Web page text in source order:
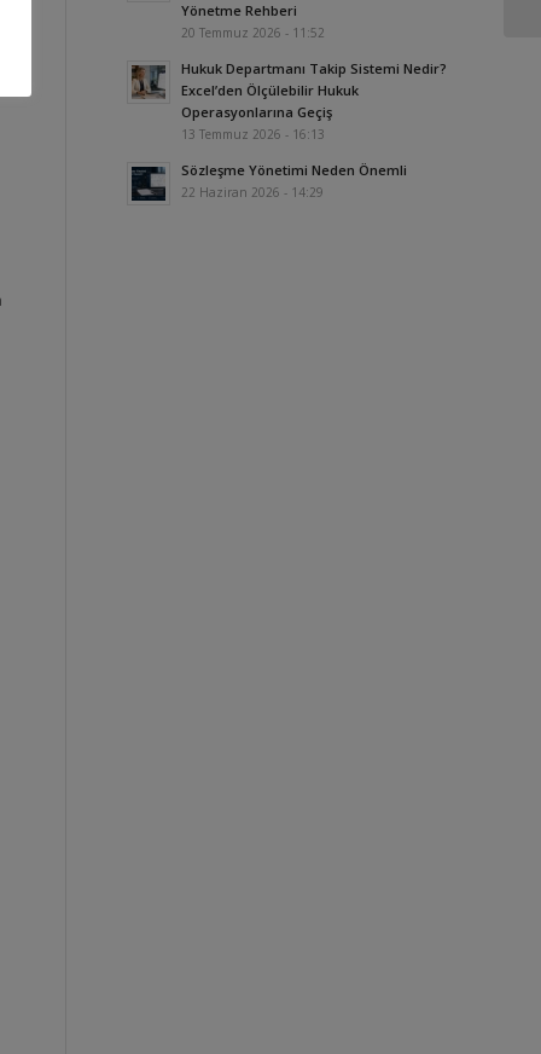
Yönetme Rehberi
20 Temmuz 2026 - 11:52
Hukuk Departmanı Takip Sistemi Nedir?
Excel’den Ölçülebilir Hukuk
Operasyonlarına Geçiş
13 Temmuz 2026 - 16:13
Sözleşme Yönetimi Neden Önemli
22 Haziran 2026 - 14:29